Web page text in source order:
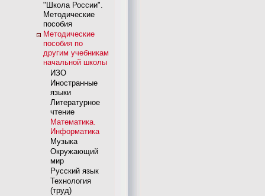
"Школа России".
Методические
пособия
Методические
пособия по
другим учебникам
начальной школы
ИЗО
Иностранные
языки
Литературное
чтение
Математика.
Информатика
Музыка
Окружающий
мир
Русский язык
Технология
(труд)